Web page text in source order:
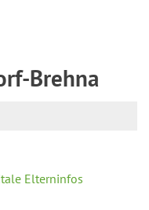
Brehna
Elterninfos